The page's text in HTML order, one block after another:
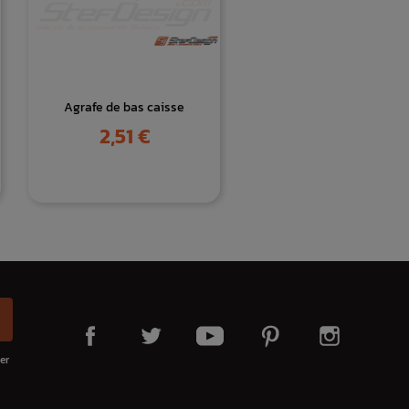
Agrafe de bas caisse
Prix
2,51 €